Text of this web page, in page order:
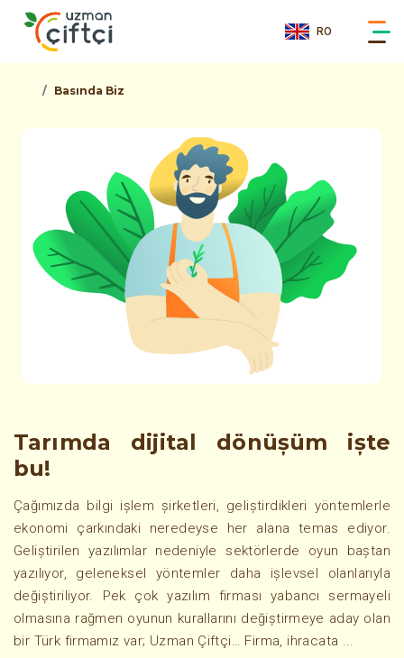
RO
Basında Biz
Tarımda dijital dönüşüm işte
bu!
Çağımızda bilgi işlem şirketleri, geliştirdikleri yöntemlerle
ekonomi çarkındaki neredeyse her alana temas ediyor.
Geliştirilen yazılımlar nedeniyle sektörlerde oyun baştan
yazılıyor, geleneksel yöntemler daha işlevsel olanlarıyla
değiştiriliyor. Pek çok yazılım firması yabancı sermayeli
olmasına rağmen oyunun kurallarını değiştirmeye aday olan
bir Türk firmamız var; Uzman Çiftçi… Firma, ihracata ...